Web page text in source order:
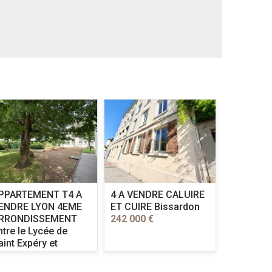
T4 A
LYON 4EME
le Lycée de
Expéry et
4 A VENDRE CALUIRE
ET CUIRE Bissardon
242 000 €